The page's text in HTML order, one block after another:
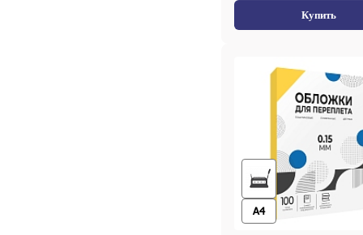
Купить
A4